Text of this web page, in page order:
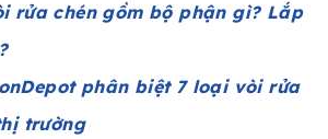
rửa chén gồm bộ phận gì? Lắp
phân biệt 7 loại vòi rửa
trường